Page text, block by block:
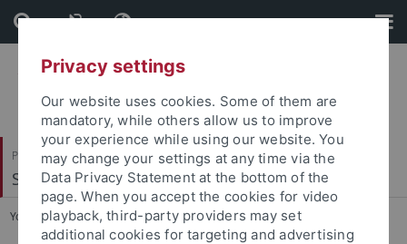
Skip
to
content
Skip
to
footer
Philosophische Fakultät
Sinologie
You are here: Startseite ... Bibliothek
Privacy settings
Our website uses cookies. Some of them are
mandatory, while others allow us to improve
your experience while using our website. You
may change your settings at any time via the
Data Privacy Statement at the bottom of the
page. When you accept the cookies for video
playback, third-party providers may set
additional cookies for targeting and advertising